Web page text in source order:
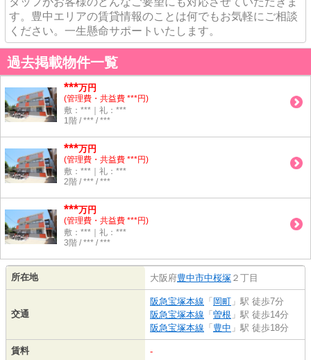
す。豊中エリアの賃貸情報のことは何でもお気軽にご相談
ください。一生懸命サポートいたします。
過去掲載物件一覧
***万円
(管理費・共益費 ***円)
敷：***｜礼：***
1階 / *** / ***
***万円
(管理費・共益費 ***円)
敷：***｜礼：***
2階 / *** / ***
***万円
(管理費・共益費 ***円)
敷：***｜礼：***
3階 / *** / ***
所在地 大阪府豊中市中桜塚 ２丁目
交通
阪急宝塚本線 「 岡町 」駅 徒歩7分
阪急宝塚本線 「 曽根 」駅 徒歩14分
阪急宝塚本線 「 豊中 」駅 徒歩18分
賃料 -